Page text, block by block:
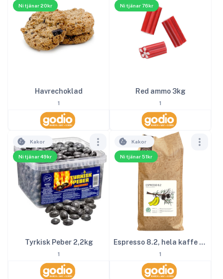
Ni tjänar 20kr
Havrechoklad
1
Ni tjänar 76kr
Red ammo 3kg
1
Ni tjänar 49kr
Kakor
Tyrkisk Peber 2,2kg
1
Ni tjänar 51kr
Kakor
Espresso 8.2, hela kaffe bönor, 1000g
1